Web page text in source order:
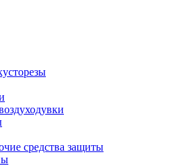
средства защиты